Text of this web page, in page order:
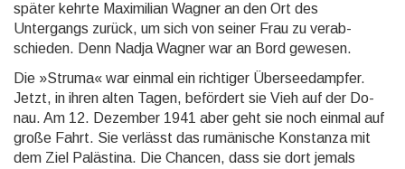
später kehrte Maximilian Wag­ner an den Ort des
Untergangs zurück, um sich von seiner Frau zu verab­
schieden. Denn Nadja Wag­ner war an Bord gewesen.
Die »Struma« war einmal ein richtiger Überseedampfer.
Jetzt, in ihren alten Tagen, befördert sie Vieh auf der Do­
nau. Am 12. Dezember 1941 aber geht sie noch einmal auf
große Fahrt. Sie verlässt das ru­mä­ni­sche Konstanza mit
dem Ziel Palästina. Die Chancen, dass sie dort jemals